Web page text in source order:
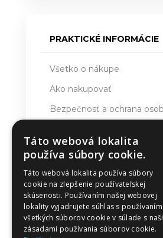
PRAKTICKÉ INFORMÁCIE
Všetko o nákupe
Ako nakupovať
Bezpečnosť a ochrana
Obchodné podmienky
KONTAKT
Táto webová lokalita
používa súbory cookie.
Táto webová lokalita používa súbory
cookie na zlepšenie používateľskej
skúsenosti. Používaním našej webovej
lokality vyjadrujete súhlas s používaním
všetkých súborov cookie v súlade s
zásadami používania súborov cookie.